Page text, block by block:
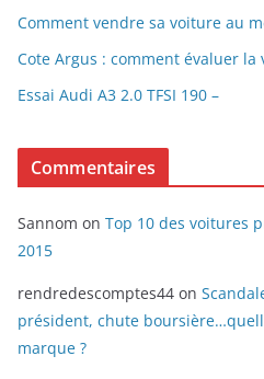
Comment vendre sa voiture au
Cote Argus : comment évaluer
Essai Audi A3 2.0 TFSI 190 –
Commentaires
Sannom on Top 10 des voitures
2015
rendredescomptes44 on
président, chute
marque ?